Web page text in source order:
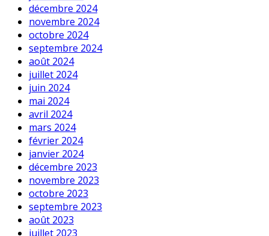
décembre 2024
novembre 2024
octobre 2024
septembre 2024
août 2024
juillet 2024
juin 2024
mai 2024
avril 2024
mars 2024
février 2024
janvier 2024
décembre 2023
novembre 2023
octobre 2023
septembre 2023
août 2023
juillet 2023